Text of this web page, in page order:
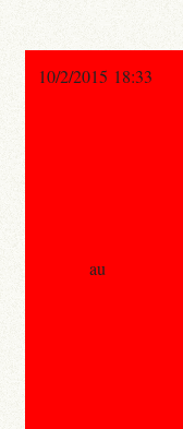
10/2/2015 18:33
au